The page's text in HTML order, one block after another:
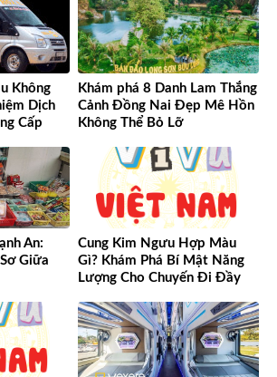
Không
Dịch
Cấp
Khám phá 8 Danh Lam Thắng
Cảnh Đồng Nai Đẹp Mê Hồn
Không Thể Bỏ Lỡ
An:
Giữa
Cung Kim Ngưu Hợp Màu
Gì? Khám Phá Bí Mật Năng
Lượng Cho Chuyến Đi Đầy